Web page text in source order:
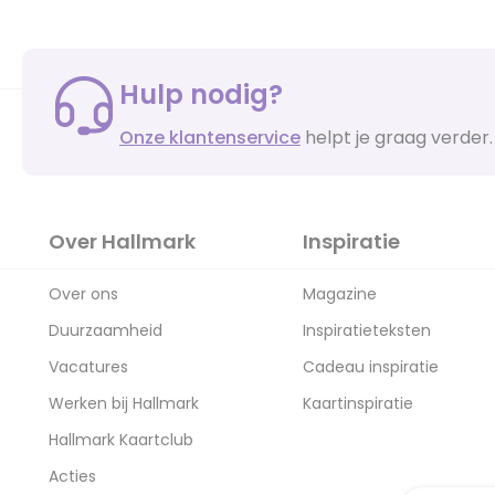
Hulp nodig?
Onze klantenservice helpt je graag verder.
Over Hallmark
Over ons
Duurzaamheid
Vacatures
Werken bij Hallmark
Hallmark Kaartclub
Acties
Inspiratie
Magazine
Inspiratieteksten
Cadeau inspiratie
Kaartinspiratie